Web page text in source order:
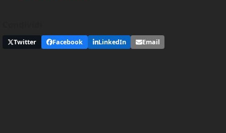
Twitter Facebook LinkedIn Email